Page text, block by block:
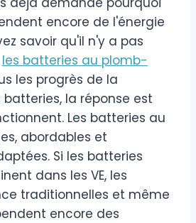
encore de l'énergie
savoir qu'il n'y a pas
les batteries au plomb-
les progrès de la
la réponse est
Les batteries au
abordables et
Si les batteries
dans les VE, les
traditionnelles et même
encore des